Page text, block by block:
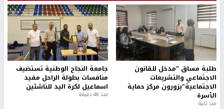
طلبة مساق "مدخل للقانون
الاجتماعي والتشريعات
الاجتماعية"يزورون مركز حماية
الأسرة
منذ ثانية
جامعة النجاح الوطنية تستضيف
منافسات بطولة الراحل مفيد
اسماعيل لكرة اليد للناشئين
منذ 48 دقيقة